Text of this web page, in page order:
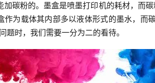
加碳粉的。墨盒是喷墨打印机的耗材，而
作为载体其内部多以液体形式的墨水，而
题时，我们需要一分为二的看待。